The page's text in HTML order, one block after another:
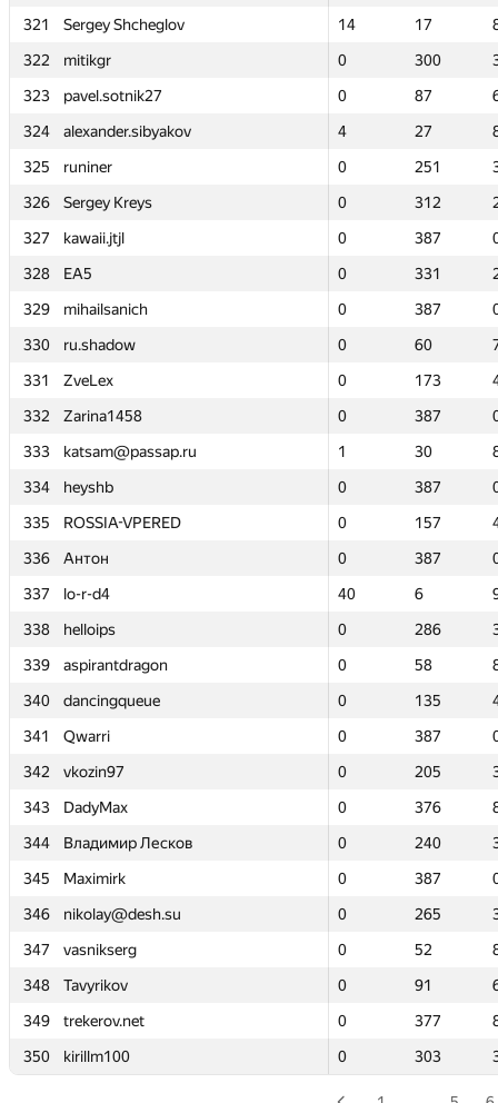
321
Sergey Shcheglov 14 17
322
mitikgr 0 300
323
pavel.sotnik27 0 87
324
alexander.sibyakov 4 27
325
runiner 0 251
326
Sergey Kreys 0 312
327
kawaii.jtjl 0 387
328
EA5 0 331
329
mihailsanich 0 387
330
ru.shadow 0 60
331
ZveLex 0 173
332
Zarina1458 0 387
333
katsam@passap.ru 1 30
334
heyshb 0 387
335
ROSSIA-VPERED 0 157
336
Антон 0 387
337
lo-r-d4 40 6
338
helloips 0 286
339
aspirantdragon 0 58
340
dancingqueue 0 135
341
Qwarri 0 387
342
vkozin97 0 205
343
DadyMax 0 376
344
Владимир Лесков 0 240
345
Maximirk 0 387
346
nikolay@desh.su 0 265
347
vasnikserg 0 52
348
Tavyrikov 0 91
349
trekerov.net 0 377
350
kirillm100 0 303
321
Sergey Shcheglov 14 17
322
mitikgr 0 300
323
pavel.sotnik27 0 87
324
alexander.sibyakov 4 27
325
runiner 0 251
326
Sergey Kreys 0 312
327
kawaii.jtjl 0 387
328
EA5 0 331
329
mihailsanich 0 387
330
ru.shadow 0 60
331
ZveLex 0 173
332
Zarina1458 0 387
333
katsam@passap.ru 1 30
334
heyshb 0 387
335
ROSSIA-VPERED 0 157
336
Антон 0 387
337
lo-r-d4 40 6
338
helloips 0 286
339
aspirantdragon 0 58
340
dancingqueue 0 135
341
Qwarri 0 387
342
vkozin97 0 205
343
DadyMax 0 376
344
Владимир Лесков 0 240
345
Maximirk 0 387
346
nikolay@desh.su 0 265
347
vasnikserg 0 52
348
Tavyrikov 0 91
349
trekerov.net 0 377
350
kirillm100 0 303